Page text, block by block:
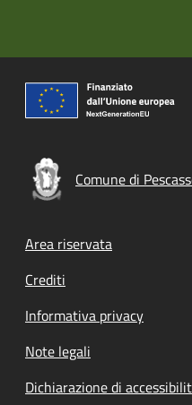
Comune di
Footer menu
Area riservata
Crediti
Informativa privacy
Note legali
Dichiarazione di